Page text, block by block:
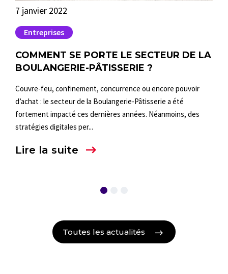
7 janvier 2022
Entreprises
COMMENT SE PORTE LE SECTEUR DE LA
BOULANGERIE-PÂTISSERIE ?
Couvre-feu, confinement, concurrence ou encore pouvoir
d’achat : le secteur de la Boulangerie-Pâtisserie a été
fortement impacté ces dernières années. Néanmoins, des
stratégies digitales per...
Lire la suite
Toutes les actualités